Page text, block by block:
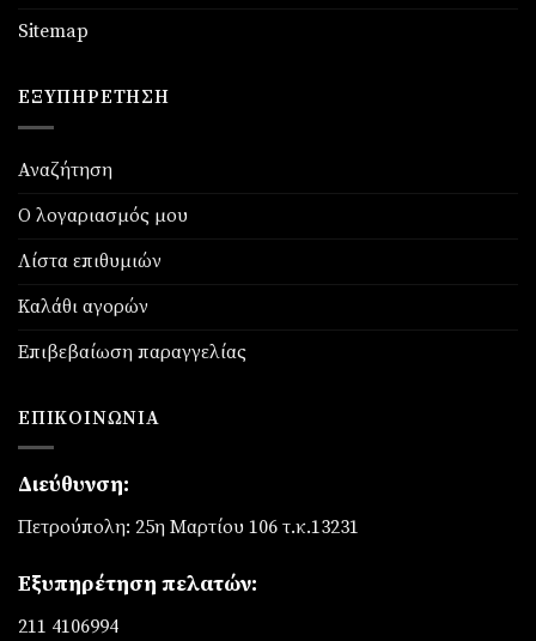
Sitemap
ΕΞΥΠΗΡΈΤΗΣΗ
Αναζήτηση
Ο λογαριασμός μου
Λίστα επιθυμιών
Καλάθι αγορών
Επιβεβαίωση παραγγελίας
ΕΠΙΚΟΙΝΩΝΊΑ
Διεύθυνση:
Πετρούπολη: 25η Μαρτίου 106 τ.κ.13231
Εξυπηρέτηση πελατών:
211 4106994